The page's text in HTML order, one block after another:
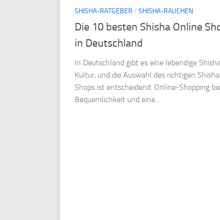
SHISHA-RATGEBER / SHISHA-RAUCHEN
Die 10 besten Shisha Online
in Deutschland
In Deutschland gibt es eine lebendige
Kultur, und die Auswahl des richtigen
Shops ist entscheidend. Online-Shopping
Bequemlichkeit und eine...